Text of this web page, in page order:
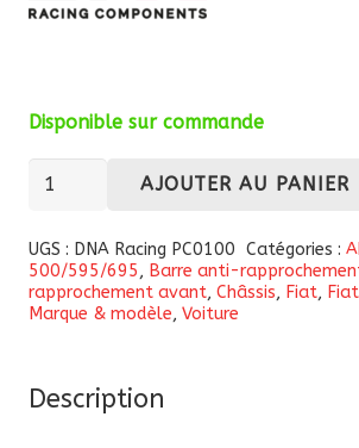
Disponible sur commande
quantité
Barre
anti-
rapprochement
DNA
AJOUTER AU PANIER
UGS : DNA Racing PC0100 Catégories :
500/595/695, Barre anti-
rapprochement avant, Châssis, Fiat,
Marque & modèle, Voiture
Description